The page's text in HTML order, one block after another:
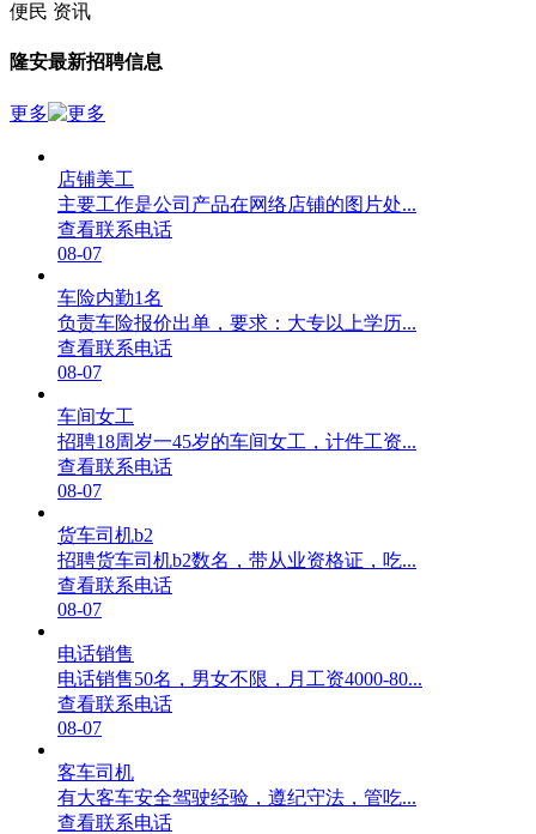
便民 资讯
隆安最新招聘信息
更多
店铺美工
主要工作是公司产品在网络店铺的图片处...
查看联系电话
08-07
车险内勤1名
负责车险报价出单，要求：大专以上学历...
查看联系电话
08-07
车间女工
招聘18周岁一45岁的车间女工，计件工资...
查看联系电话
08-07
货车司机b2
招聘货车司机b2数名，带从业资格证，吃...
查看联系电话
08-07
电话销售
电话销售50名，男女不限，月工资4000-80...
查看联系电话
08-07
客车司机
有大客车安全驾驶经验，遵纪守法，管吃...
查看联系电话